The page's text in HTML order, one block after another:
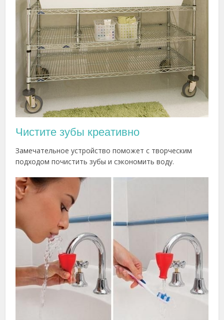
Чистите зубы креативно
Замечательное устройство поможет с творческим
подходом почистить зубы и сэкономить воду.